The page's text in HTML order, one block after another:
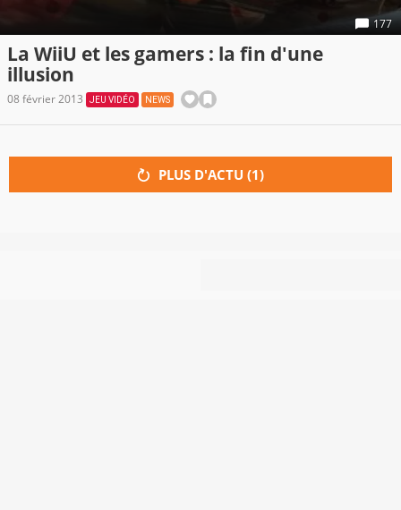
177
La WiiU et les gamers : la fin d'une
illusion
08 février 2013 JEU VIDÉO NEWS
PLUS D'ACTU (1)